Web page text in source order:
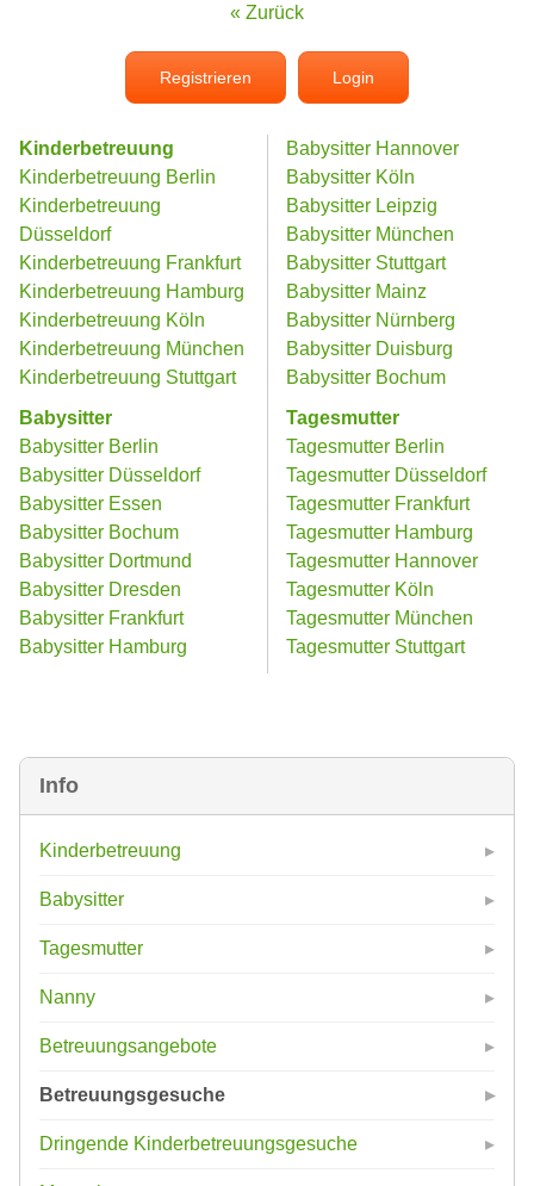
Info
Kinderbetreuung
Babysitter
Tagesmutter
Nanny
Betreuungsangebote
Betreuungsgesuche
Dringende Kinderbetreuungsgesuche
« Zurück
Registrieren Login
Kinderbetreuung
Kinderbetreuung Berlin
Kinderbetreuung
Düsseldorf
Kinderbetreuung Frankfurt
Kinderbetreuung Hamburg
Kinderbetreuung Köln
Kinderbetreuung München
Kinderbetreuung Stuttgart
Babysitter
Babysitter Berlin
Babysitter Düsseldorf
Babysitter Essen
Babysitter Bochum
Babysitter Dortmund
Babysitter Dresden
Babysitter Frankfurt
Babysitter Hamburg
Babysitter Hannover
Babysitter Köln
Babysitter Leipzig
Babysitter München
Babysitter Stuttgart
Babysitter Mainz
Babysitter Nürnberg
Babysitter Duisburg
Babysitter Bochum
Tagesmutter
Tagesmutter Berlin
Tagesmutter Düsseldorf
Tagesmutter Frankfurt
Tagesmutter Hamburg
Tagesmutter Hannover
Tagesmutter Köln
Tagesmutter München
Tagesmutter Stuttgart